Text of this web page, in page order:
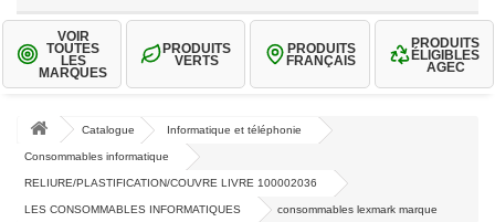
VOIR
TOUTES
LES
MARQUES
PRODUITS
VERTS
PRODUITS
FRANÇAIS
PRODUITS
ÉLIGIBLES
AGEC
Catalogue Informatique et téléphonie
Consommables informatique
RELIURE/PLASTIFICATION/COUVRE LIVRE 100002036
LES CONSOMMABLES INFORMATIQUES consommables lexmark marque